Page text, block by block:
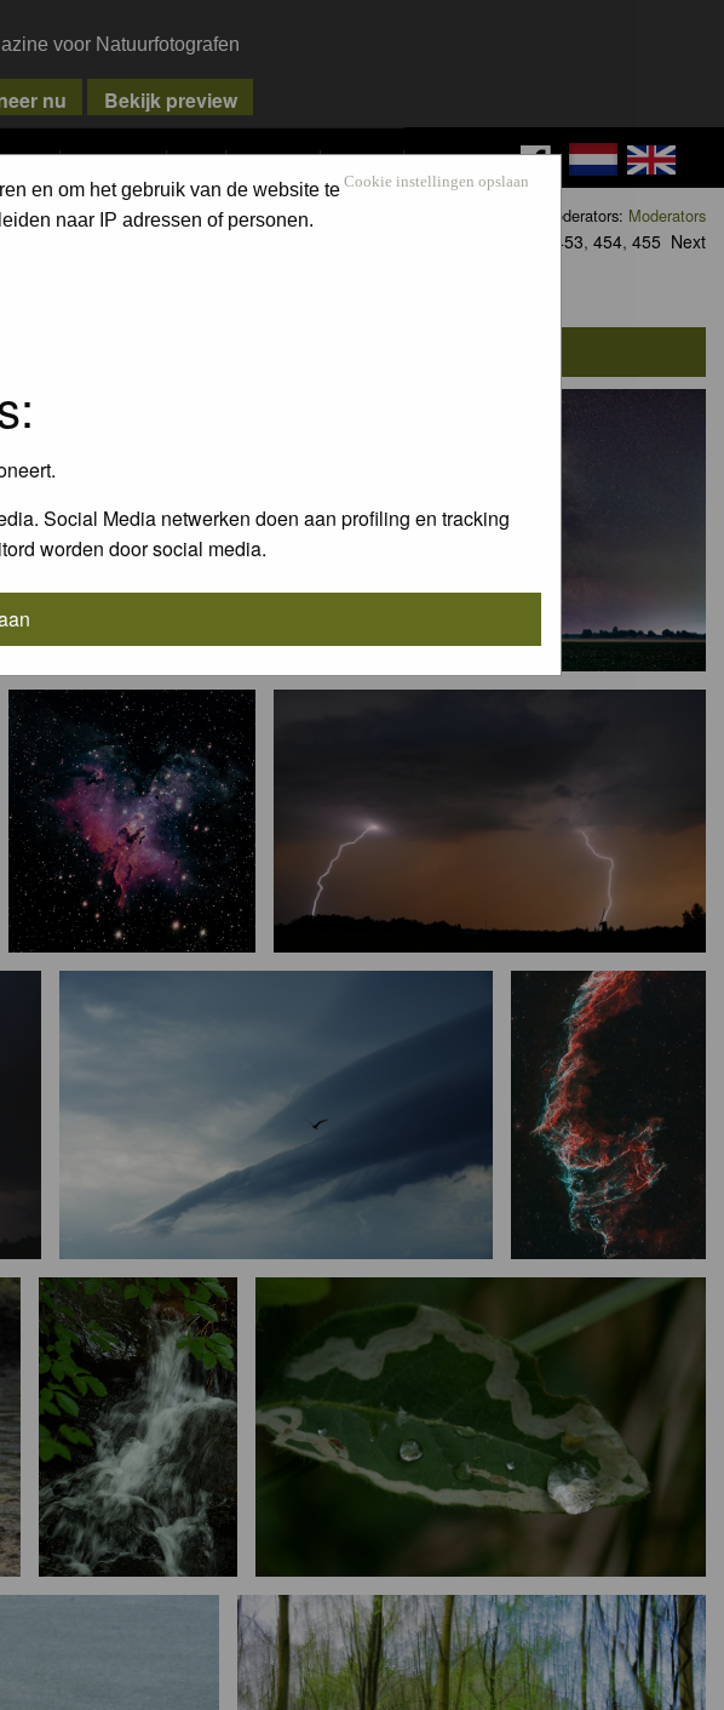
voor Natuurfotografen
CONTACT FAQ SEARCH LOG IN
Cookie instellingen opslaan
en om het gebruik van de website te
naar IP adressen of personen.
Social Media netwerken doen aan profiling en tracking
worden door social media.
Moderators: Moderators
453, 454, 455 Next